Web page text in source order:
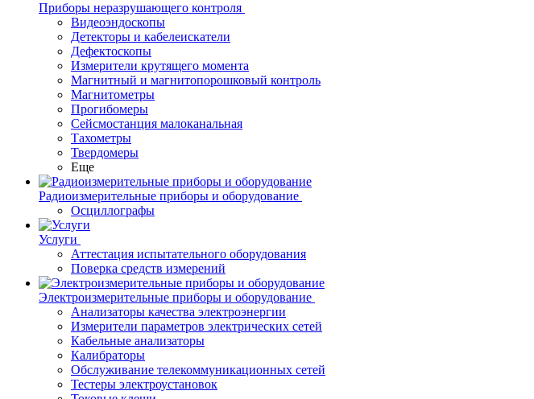
Приборы неразрушающего контроля
Видеоэндоскопы
Детекторы и кабелеискатели
Дефектоскопы
Измерители крутящего момента
Магнитный и магнитопорошковый контроль
Магнитометры
Прогибомеры
Сейсмостанция малоканальная
Тахометры
Твердомеры
Еще
Радиоизмерительные приборы и оборудование
Осциллографы
Услуги
Аттестация испытательного оборудования
Поверка средств измерений
Электроизмерительные приборы и оборудование
Анализаторы качества электроэнергии
Измерители параметров электрических сетей
Кабельные анализаторы
Калибраторы
Обслуживание телекоммуникационных сетей
Тестеры электроустановок